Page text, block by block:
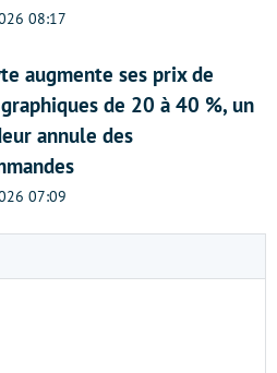
08:17
augmente ses prix de
de 20 à 40 %, un
annule des
07:09